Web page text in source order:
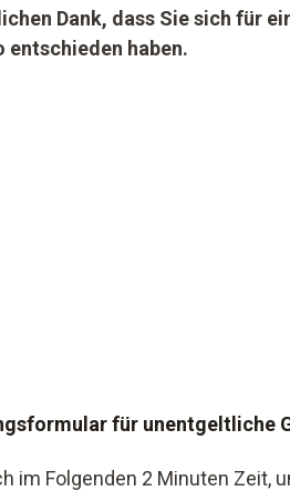
Dank, dass Sie sich für
entschieden haben.
für unentgeltliche
im Folgenden 2 Minuten Zeit,